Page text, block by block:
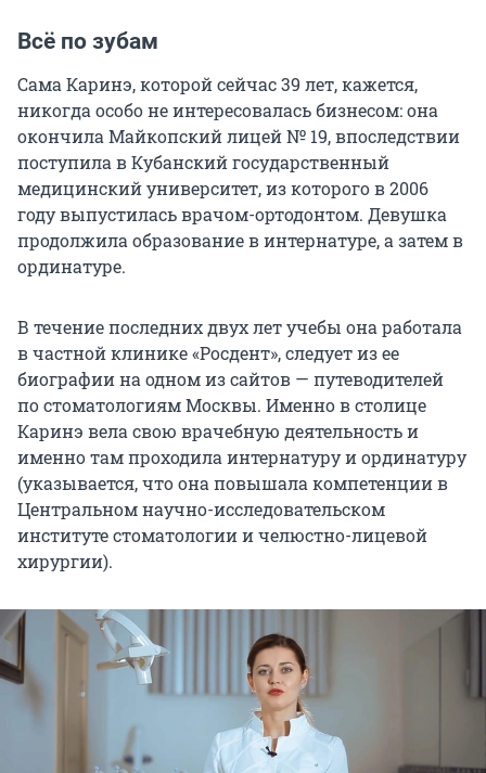
Всё по зубам
Сама Каринэ, которой сейчас 39 лет, кажется,
никогда особо не интересовалась бизнесом: она
окончила Майкопский лицей № 19, впоследствии
поступила в Кубанский государственный
медицинский университет, из которого в 2006
году выпустилась врачом-ортодонтом. Девушка
продолжила образование в интернатуре, а затем в
ординатуре.
В течение последних двух лет учебы она работала
в частной клинике «Росдент», следует из ее
биографии на одном из сайтов — путеводителей
по стоматологиям Москвы. Именно в столице
Каринэ вела свою врачебную деятельность и
именно там проходила интернатуру и ординатуру
(указывается, что она повышала компетенции в
Центральном научно-исследовательском
институте стоматологии и челюстно-лицевой
хирургии).